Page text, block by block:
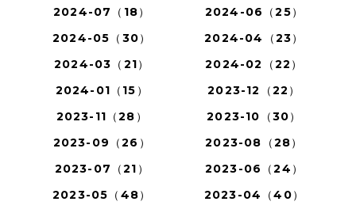
2024-07（18）
2024-06（25）
2024-05（30）
2024-04（23）
2024-03（21）
2024-02（22）
2024-01（15）
2023-12（22）
2023-11（28）
2023-10（30）
2023-09（26）
2023-08（28）
2023-07（21）
2023-06（24）
2023-05（48）
2023-04（40）